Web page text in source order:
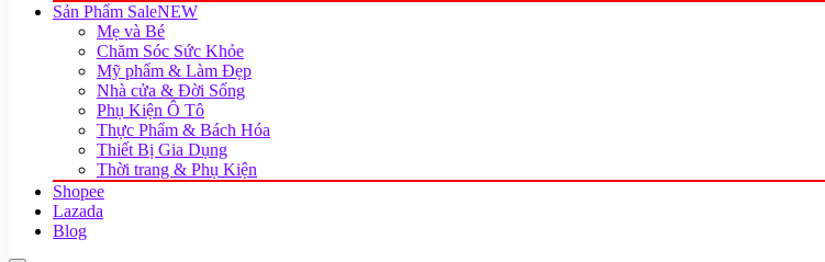
Sản Phẩm SaleNEW
Mẹ và Bé
Chăm Sóc Sức Khỏe
Mỹ phẩm & Làm Đẹp
Nhà cửa & Đời Sống
Phụ Kiện Ô Tô
Thực Phẩm & Bách Hóa
Thiết Bị Gia Dụng
Thời trang & Phụ Kiện
Shopee
Lazada
Blog